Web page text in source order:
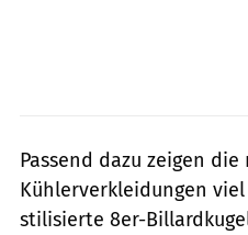
Passend dazu zeigen die
Kühlerverkleidungen
stilisierte 8er-